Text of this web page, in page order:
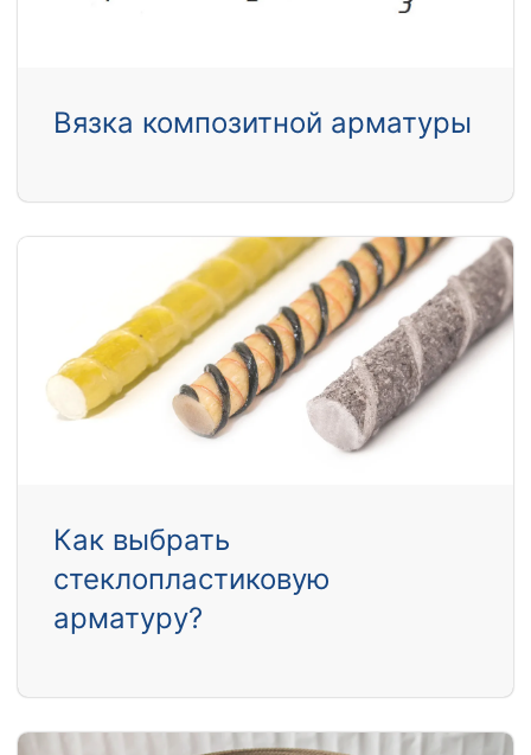
Вязка композитной арматуры
Как выбрать
стеклопластиковую
арматуру?